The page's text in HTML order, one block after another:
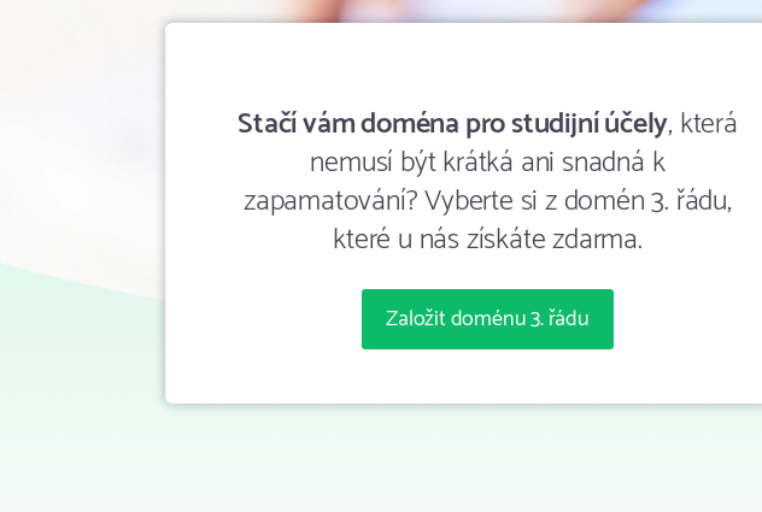
Stačí vám doména pro studijní účely, která
nemusí být krátká ani snadná k
zapamatování? Vyberte si z domén 3. řádu,
které u nás získáte zdarma.
Založit doménu 3. řádu